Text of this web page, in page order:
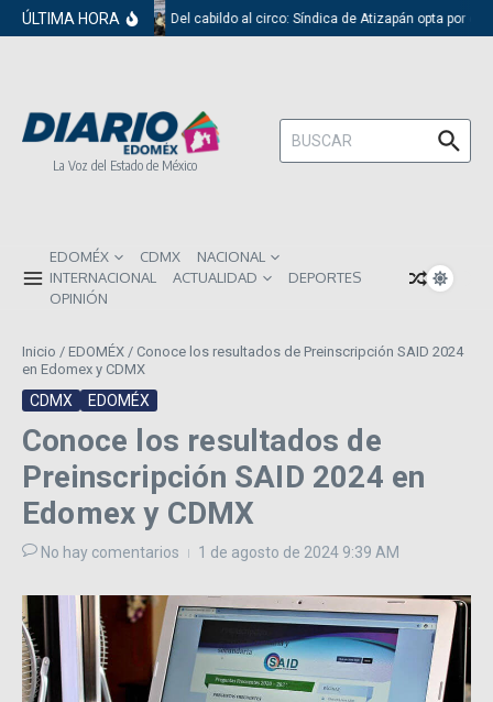
Saltar al contenido
ÚLTIMA HORA Del cabildo al circo: Síndica de Atizapán opta por el
La Voz del Estado de México
Buscar:
EDOMÉX CDMX
NACIONAL
INTERNACIONAL
ACTUALIDAD
DEPORTES
OPINIÓN
Inicio / EDOMÉX / Conoce los resultados de Preinscripción SAID 2024
en Edomex y CDMX
CDMX EDOMÉX
Conoce los resultados de
Preinscripción SAID 2024 en
Edomex y CDMX
No hay comentarios 1 de agosto de 2024 9:39 AM